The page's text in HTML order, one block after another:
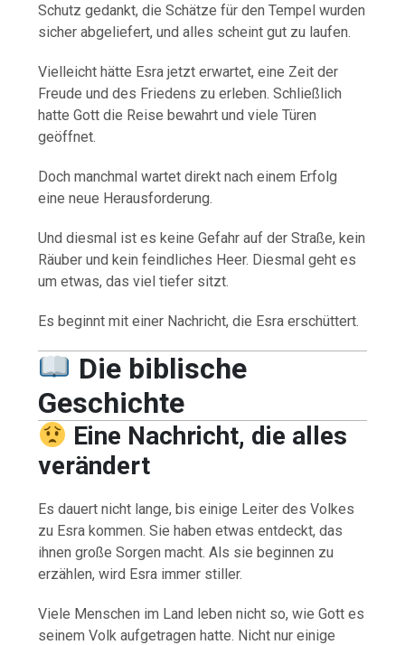
Schutz gedankt, die Schätze für den Tempel wurden
sicher abgeliefert, und alles scheint gut zu laufen.
Vielleicht hätte Esra jetzt erwartet, eine Zeit der
Freude und des Friedens zu erleben. Schließlich
hatte Gott die Reise bewahrt und viele Türen
geöffnet.
Doch manchmal wartet direkt nach einem Erfolg
eine neue Herausforderung.
Und diesmal ist es keine Gefahr auf der Straße, kein
Räuber und kein feindliches Heer. Diesmal geht es
um etwas, das viel tiefer sitzt.
Es beginnt mit einer Nachricht, die Esra erschüttert.
Die biblische
Geschichte
Eine Nachricht, die alles
verändert
Es dauert nicht lange, bis einige Leiter des Volkes
zu Esra kommen. Sie haben etwas entdeckt, das
ihnen große Sorgen macht. Als sie beginnen zu
erzählen, wird Esra immer stiller.
Viele Menschen im Land leben nicht so, wie Gott es
seinem Volk aufgetragen hatte. Nicht nur einige